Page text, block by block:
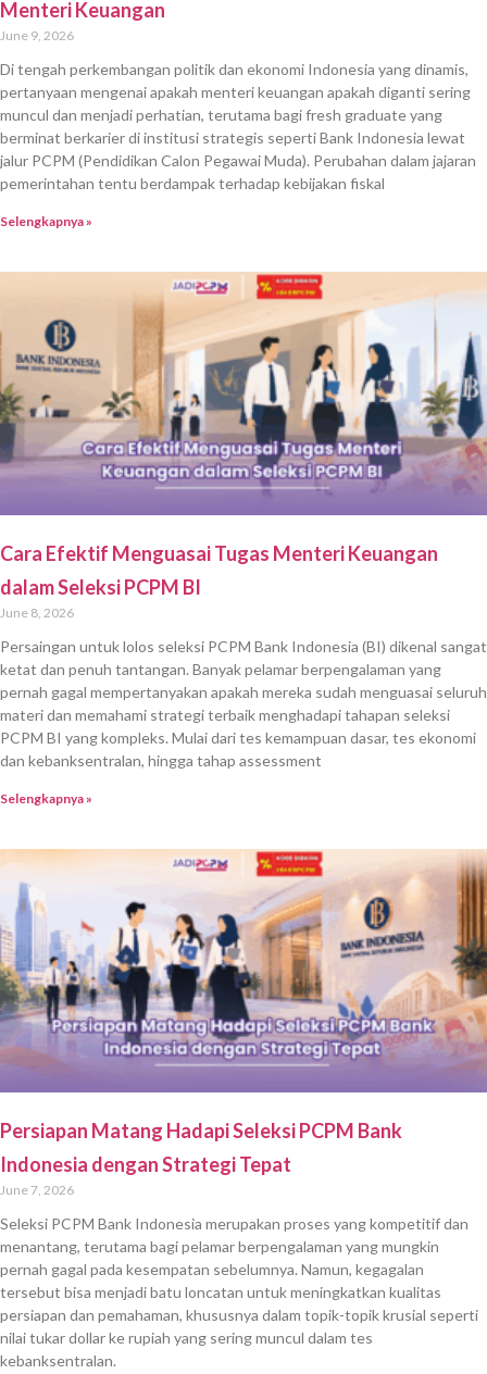
Menteri Keuangan
June 9, 2026
Di tengah perkembangan politik dan ekonomi Indonesia yang dinamis,
pertanyaan mengenai apakah menteri keuangan apakah diganti sering
muncul dan menjadi perhatian, terutama bagi fresh graduate yang
berminat berkarier di institusi strategis seperti Bank Indonesia lewat
jalur PCPM (Pendidikan Calon Pegawai Muda). Perubahan dalam jajaran
pemerintahan tentu berdampak terhadap kebijakan fiskal
Selengkapnya »
Cara Efektif Menguasai Tugas Menteri Keuangan
dalam Seleksi PCPM BI
June 8, 2026
Persaingan untuk lolos seleksi PCPM Bank Indonesia (BI) dikenal sangat
ketat dan penuh tantangan. Banyak pelamar berpengalaman yang
pernah gagal mempertanyakan apakah mereka sudah menguasai seluruh
materi dan memahami strategi terbaik menghadapi tahapan seleksi
PCPM BI yang kompleks. Mulai dari tes kemampuan dasar, tes ekonomi
dan kebanksentralan, hingga tahap assessment
Selengkapnya »
Persiapan Matang Hadapi Seleksi PCPM Bank
Indonesia dengan Strategi Tepat
June 7, 2026
Seleksi PCPM Bank Indonesia merupakan proses yang kompetitif dan
menantang, terutama bagi pelamar berpengalaman yang mungkin
pernah gagal pada kesempatan sebelumnya. Namun, kegagalan
tersebut bisa menjadi batu loncatan untuk meningkatkan kualitas
persiapan dan pemahaman, khususnya dalam topik-topik krusial seperti
nilai tukar dollar ke rupiah yang sering muncul dalam tes
kebanksentralan.